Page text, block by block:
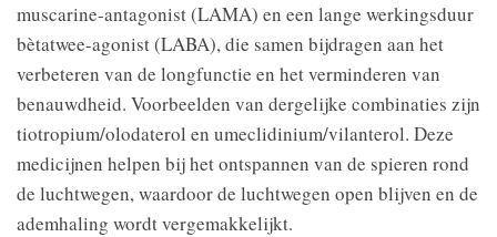
muscarine-antagonist (LAMA) en een lange werkingsduur
bètatwee-agonist (LABA), die samen bijdragen aan het
verbeteren van de longfunctie en het verminderen van
benauwdheid. Voorbeelden van dergelijke combinaties zijn
tiotropium/olodaterol en umeclidinium/vilanterol. Deze
medicijnen helpen bij het ontspannen van de spieren rond
de luchtwegen, waardoor de luchtwegen open blijven en de
ademhaling wordt vergemakkelijkt.